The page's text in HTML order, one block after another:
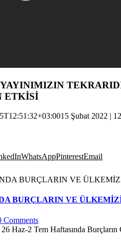
YAYINIMIZIN
ETKİSİ
15 Şubat 2022 |
WhatsAppPinterestEmail
BURÇLARIN VE
Comments